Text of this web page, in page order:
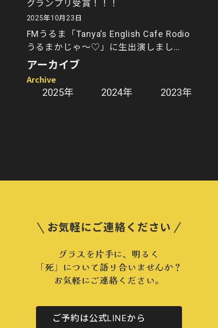
グランプリ受賞！！！
2025年10月23日
FMうるま「Tanya’s English Cafe Rodio
うるまかじゃ～♡」に生出演しまし
た！
アーカイブ
Archive
2025年
2024年 2023年
お気軽にご連絡ください
グラスを片手に、明るく
「死」について語り合いませんか？
お気軽にご連絡ください。
ご予約は公式LINEから